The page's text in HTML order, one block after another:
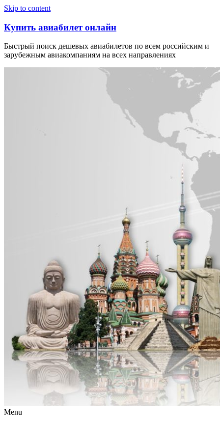
Skip to content
Купить авиабилет онлайн
Быстрый поиск дешевых авиабилетов по всем российским и
зарубежным авиакомпаниям на всех направлениях
Menu